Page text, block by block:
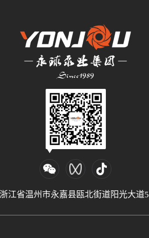
江省温州市永嘉县瓯北街道阳光大道